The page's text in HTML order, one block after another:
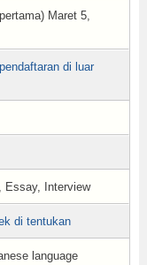
Maret 5,
di luar
Essay, Interview
di tentukan
language